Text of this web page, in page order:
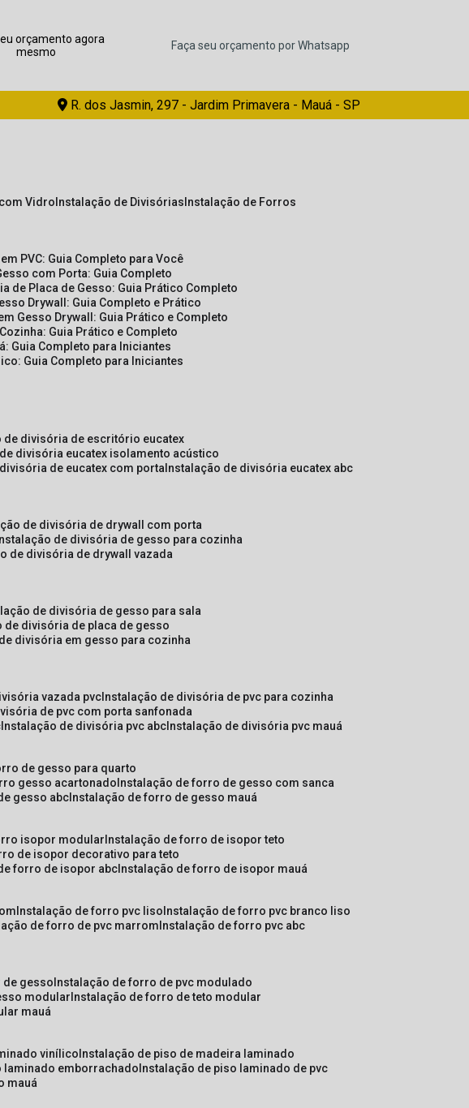
orçamento agora
mesmo
Faça seu orçamento por Whatsapp
R. dos Jasmin, 297 - Jardim Primavera - Mauá - SP
Vidro Instalação de Divisórias Instalação de Forros
PVC: Guia Completo para Você
com Porta: Guia Completo
de Placa de Gesso: Guia Prático Completo
Drywall: Guia Completo e Prático
Gesso Drywall: Guia Prático e Completo
Guia Prático e Completo
Guia Completo para Iniciantes
Guia Completo para Iniciantes
de divisória de escritório eucatex
divisória eucatex isolamento acústico
de eucatex com porta instalação de divisória eucatex abc
de divisória de drywall com porta
instalação de divisória de gesso para cozinha
de divisória de drywall vazada
de divisória de gesso para sala
de divisória de placa de gesso
divisória em gesso para cozinha
vazada pvc instalação de divisória de pvc para cozinha
de pvc com porta sanfonada
instalação de divisória pvc abc instalação de divisória pvc mauá
de gesso para quarto
gesso acartonado instalação de forro de gesso com sanca
gesso abc instalação de forro de gesso mauá
isopor modular instalação de forro de isopor teto
de isopor decorativo para teto
forro de isopor abc instalação de forro de isopor mauá
instalação de forro pvc liso instalação de forro pvc branco liso
de forro de pvc marrom instalação de forro pvc abc
de gesso instalação de forro de pvc modulado
modular instalação de forro de teto modular
mauá
vinílico instalação de piso de madeira laminado
laminado emborrachado instalação de piso laminado de pvc
mauá